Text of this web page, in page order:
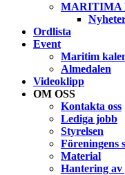
MARITIMA
Ordlista
Event
Maritim
Almedalen
Videoklipp
OM OSS
Kontakta oss
Lediga jobb
Styrelsen
Föreningens
Material
Hantering